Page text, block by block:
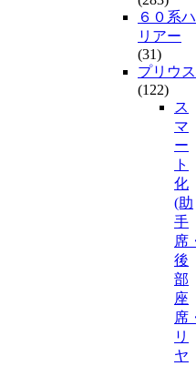
６０系ハ
リアー
(31)
プリウス
(122)
ス
マ
ー
ト
化
(助
手
席
後
部
座
席
リ
ヤ